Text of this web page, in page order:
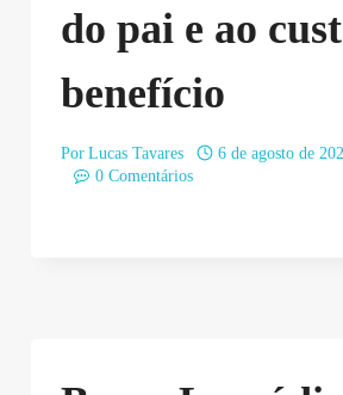
do pai e ao
benefício
Por Lucas Tavares
6 de agosto de
0 Comentários